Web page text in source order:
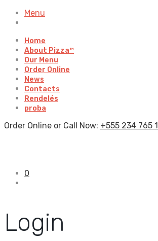
Menu
Home
About Pizza™
Our Menu
Order Online
News
Contacts
Rendelés
proba
Order Online or Call Now: +555 234 765 1
0
Login